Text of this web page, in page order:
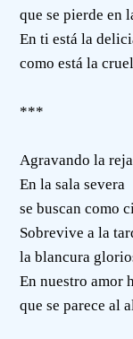
que se pierde en
En ti está la
como está la
***
Agravando la
En la sala severa
se buscan como
Sobrevive a la
la blancura
En nuestro amor
que se parece al